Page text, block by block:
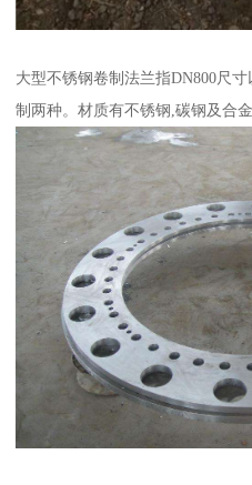
大型不锈钢卷制法兰指DN800尺
制两种。材质有不锈钢,碳钢及合金